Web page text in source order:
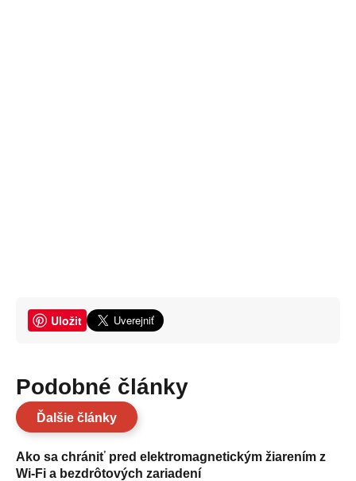
Uložit
Podobné články
Ďalšie články
Ako sa chrániť pred elektromagnetickým žiarením z
Wi-Fi a bezdrôtových zariadení